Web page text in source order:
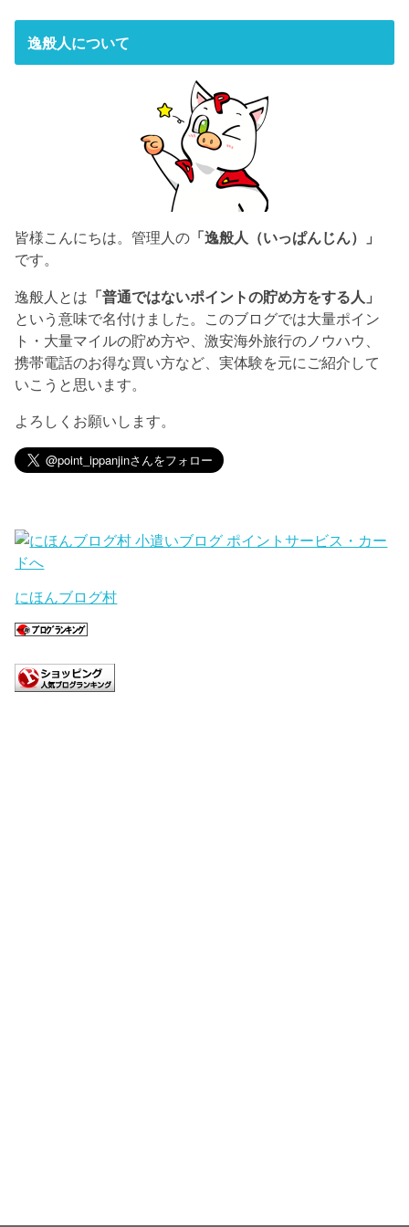
逸般人について
皆様こんにちは。管理人の 「逸般人（いっぱんじん）」
です。
逸般人とは 「普通ではないポイントの貯め方をする人」
という意味で名付けました。このブログでは大量ポイン
ト・大量マイルの貯め方や、激安海外旅行のノウハウ、
携帯電話のお得な買い方など、実体験を元にご紹介して
いこうと思います。
よろしくお願いします。
にほんブログ村